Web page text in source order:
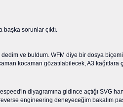
sorunlar çıktı.
ve buldum. WFM diye bir dosya
kocaman gözatılabilecek, A3 kağıtlara
diyagramına gidince açtığı SVG
engineering deneyeceğim bakalım